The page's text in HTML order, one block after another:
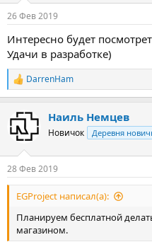
26 Фев 2019
Интересно будет
Удачи в разработке)
Р
е
к
ц
и
DarrenHam
Наиль Немцев
Новичок Деревня
28 Фев 2019
EGProject написал(а):
Планируем бесплатной
магазином.